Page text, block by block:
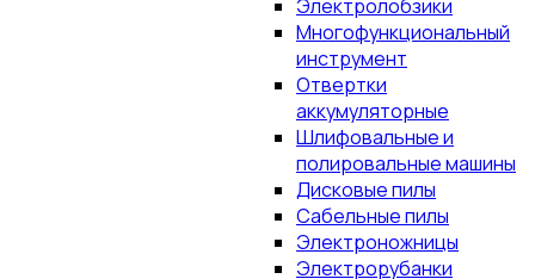
Электролобзики
Многофункциональный
инструмент
Отвертки
аккумуляторные
Шлифовальные и
полировальные машины
Дисковые пилы
Сабельные пилы
Электроножницы
Электрорубанки